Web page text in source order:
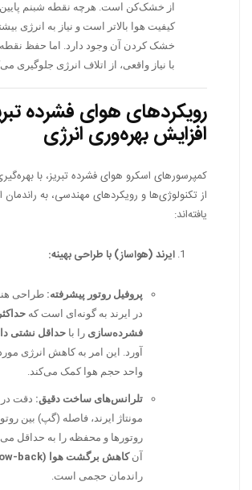
از خشک‌کن است. هرچه نقطه شبنم
کیفیت هوا بالاتر است و نیاز به انرژی
خشک کردن آن وجود دارد. اما حفظ
با نیاز واقعی، از اتلاف انرژی جلوگیری
رویکردهای هوای فشرده
افزایش بهره‌وری انرژی
کمپرسورهای اسکرو هوای فشرده تبریز، با
از تکنولوژی‌ها و رویکردهای مهندسی، به راندمان
یافته‌اند:
ایرند (هواساز) با طراحی بهینه:
پروفیل روتور پیشرفته: طراحی
در ایرند به گونه‌ای است که
فشرده‌سازی را با حداقل نشتی
آورد. این امر به کاهش انرژی
واحد حجم هوا کمک می‌کند.
تلرانس‌های ساخت دقیق: دقت
مونتاژ ایرند، فاصله (گپ) بین
روتورها و محفظه را به حداقل
آنکاهش برگشت هوا (Blow-back)
راندمان حجمی است.